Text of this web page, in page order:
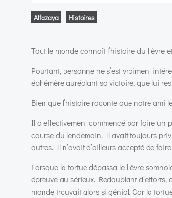
Alfazaya Histoires
Tout le monde connaît l’histoire du lièvre
Pourtant, personne ne s’est vraiment
éphémère auréolant sa victoire, que lui
Bien que l’histoire raconte que notre ami
Il a effectivement commencé par faire un
course du lendemain. Il avait toujours
autres. Il n’avait d’ailleurs accepté de
Lorsque la tortue dépassa le lièvre
épreuve au sérieux. Redoublant
monde trouvait alors si génial. Car la